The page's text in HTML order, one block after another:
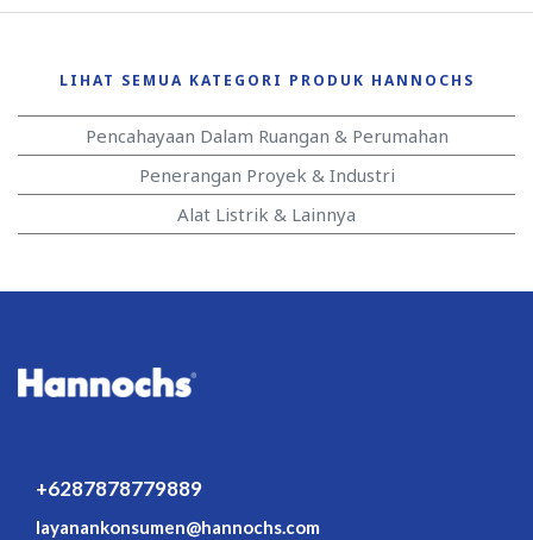
LIHAT SEMUA KATEGORI PRODUK HANNOCHS
Pencahayaan Dalam Ruangan & Perumahan
Penerangan Proyek & Industri
Alat Listrik & Lainnya
+6287878779889
layanankonsumen@hannochs.com